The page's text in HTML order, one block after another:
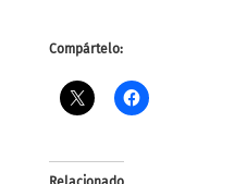
Compártelo: